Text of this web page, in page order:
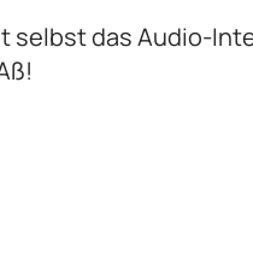
selbst das Audio-